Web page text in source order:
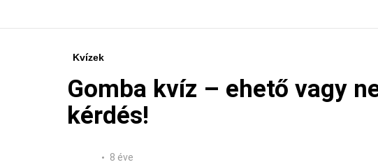
Kvízek
Gomba kvíz – ehető vagy
kérdés!
8 éve